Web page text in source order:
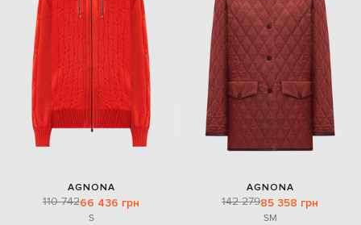
AGNONA
110 74266 436 грн
S
AGNONA
142 27985 358 грн
SM